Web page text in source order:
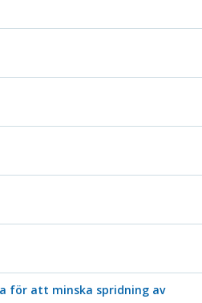
för att minska spridning av